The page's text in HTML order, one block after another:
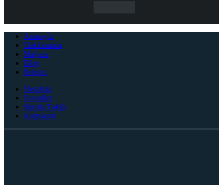
Anasayfa
Hakkımızda
Mağaza
Blog
İletişim
Hesabım
Favoriler
Sipariş Takip
Karşılaştır